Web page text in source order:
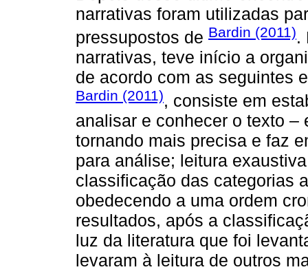
narrativas foram utilizadas
pressupostos de Bardin (2011).
narrativas, teve início a
de acordo com as seguintes
Bardin (2011), consiste em
analisar e conhecer o texto
tornando mais precisa e faz
para análise; leitura
classificação das categorias
obedecendo a uma ordem
resultados, após a
luz da literatura que foi
levaram à leitura de outros